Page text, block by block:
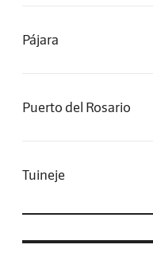
Pájara
Puerto del Rosario
Tuineje